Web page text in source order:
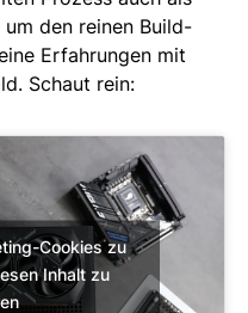
den reinen Build-
Erfahrungen mit
Schaut rein:
Cookies zu
Inhalt zu